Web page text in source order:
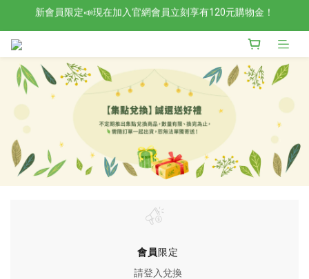
檢驗合格的歐洲好油現在任選2入88折4入85折！
檢驗合格的歐洲好油現在任選2入88折4入85折！
會員 限定
請登入兌換